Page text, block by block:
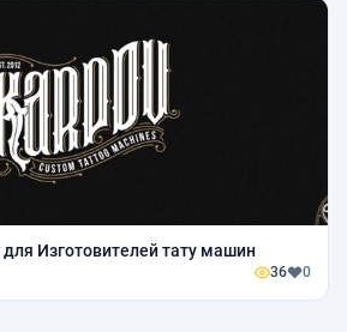
Изготовителей тату машин
36 0